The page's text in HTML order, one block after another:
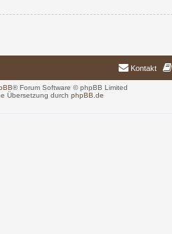
Kontakt
® Forum Software © phpBB Limited
Übersetzung durch phpBB.de